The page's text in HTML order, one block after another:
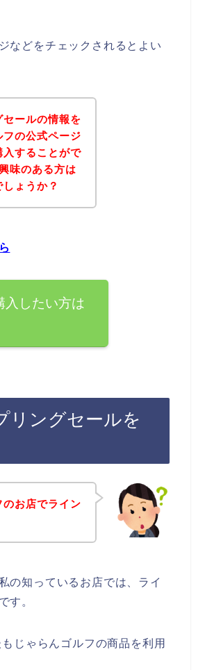
などをチェックされるとよい
ールの情報を
の公式ページ
入することがで
味のある方は
ょうか？
入したい方は
リングセールを
お店でライン
の知っているお店では、ライ
す。
じゃらんゴルフの商品を利用